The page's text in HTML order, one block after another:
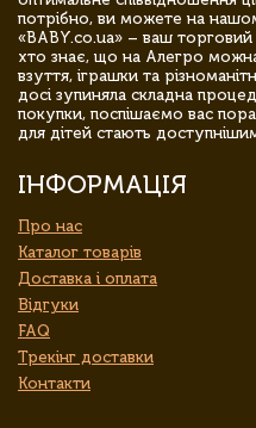
потрібно, ви можете на
«BABY.co.ua» – ваш
хто знає, що на Алегро
взуття, іграшки та
досі зупиняла складна
покупки, поспішаємо вас
для дітей стають
ІНФОРМАЦІЯ
Про нас
Каталог товарів
Доставка і оплата
Відгуки
FAQ
Трекінг доставки
Контакти